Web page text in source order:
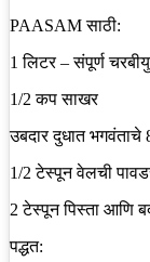
PAASAM साठी:
1 लिटर – संपूर्ण
1/2 कप साखर
उबदार दुधात भगवंताचे
1/2 टेस्पून वेलची
2 टेस्पून पिस्ता आणि
पद्धत: